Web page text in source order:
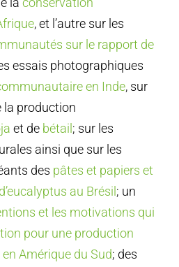
, et l’autre sur les
sur le rapport de
essais photographiques
en Inde, sur
la production
et de bétail ; sur les
ainsi que sur les
des pâtes et papiers et
au Brésil ; un
et les motivations qui
pour une production
Amérique du Sud; des